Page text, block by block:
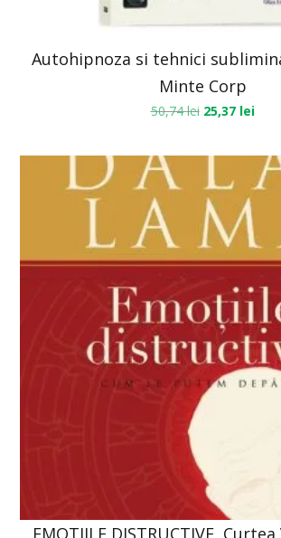
Autohipnoza si tehnici
Minte Corp
50,74lei 25,37 lei